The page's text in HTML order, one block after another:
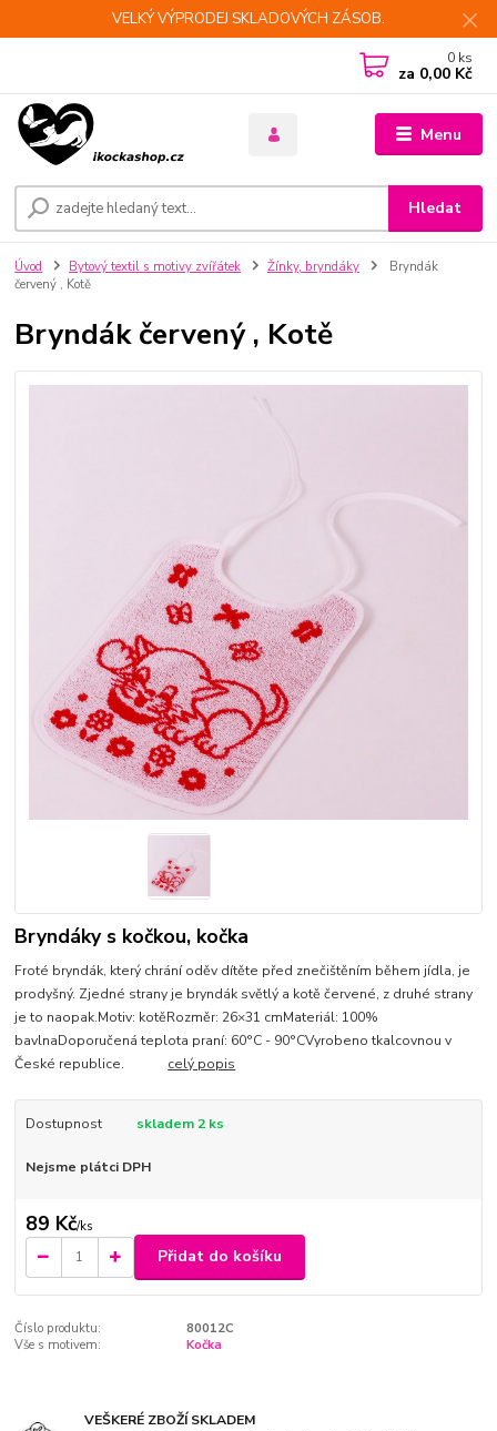
VELKÝ VÝPRODEJ SKLADOVÝCH ZÁSOB.
Menu
Hledat
0 ks
za 0,00 Kč
Úvod Bytový textil s motivy zvířátek Žínky, bryndáky
Bryndák
červený , Kotě
Bryndák červený , Kotě
Bryndáky s kočkou, kočka
Froté bryndák, který chrání oděv dítěte před znečištěním během jídla, je
prodyšný. Zjedné strany je bryndák světlý a kotě červené, z druhé strany
je to naopak.Motiv: kotěRozměr: 26×31 cmMateriál: 100%
bavlnaDoporučená teplota praní: 60°C - 90°CVyrobeno tkalcovnou v
České republice. celý popis
Dostupnost skladem 2 ks
Nejsme plátci DPH
89 Kč/ks
Přidat do košíku
Číslo produktu:
80012C
Vše s motivem:
Kočka
VEŠKERÉ ZBOŽÍ SKLADEM